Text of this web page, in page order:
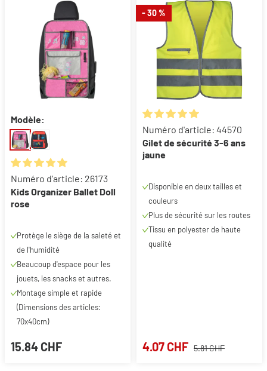
Modèle:
Note moyenne de 5 sur 5 étoiles
Numéro d'article: 26173
Kids Organizer Ballet Doll
rose
Protège le siège de la saleté et
de l'humidité
Beaucoup d'espace pour les
jouets, les snacks et autres.
Montage simple et rapide
(Dimensions des articles:
70x40cm)
15.84 CHF
- 30 %
Note moyenne de 5 sur 5
Numéro d'article: 44570
Gilet de sécurité 3-6 ans
jaune
Disponible en deux tailles et
couleurs
Plus de sécurité sur les routes
Tissu en polyester de haute
qualité
4.07 CHF 5.81 CHF